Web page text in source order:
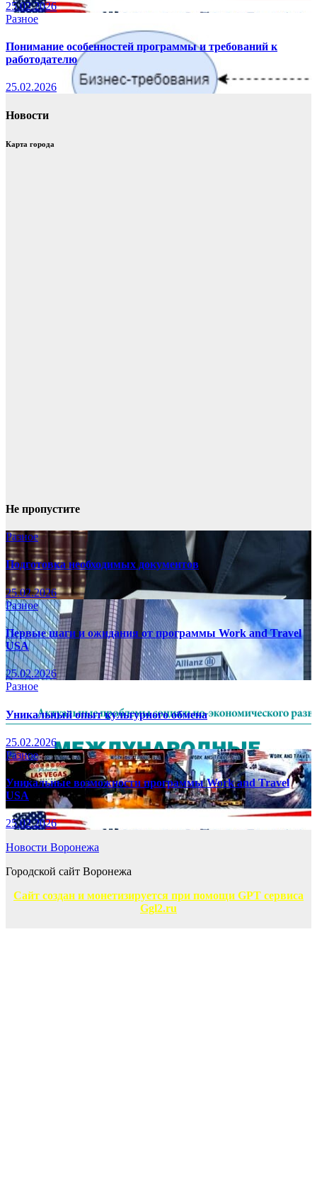
25.02.2026
Разное
Понимание особенностей программы и требований к
работодателю
25.02.2026
Новости
Карта города
Не пропустите
Разное
Подготовка необходимых документов
25.02.2026
Разное
Первые шаги и ожидания от программы Work and Travel
USA
25.02.2026
Разное
Уникальный опыт культурного обмена
25.02.2026
Разное
Уникальные возможности программы Work and Travel
USA
25.02.2026
Новости Воронежа
Городской сайт Воронежа
Сайт создан и монетизируется при помощи GPT сервиса
Ggl2.ru